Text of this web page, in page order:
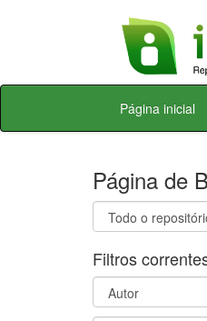
Skip
Página inicial
Página de
Filtros